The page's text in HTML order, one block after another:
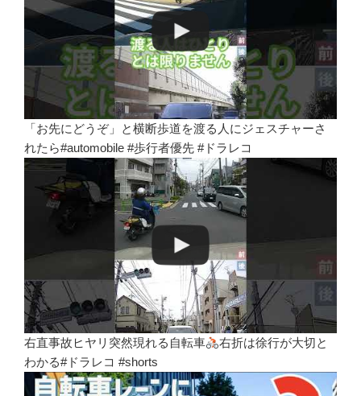
「お先にどうぞ」と横断歩道を渡る人にジェスチャーさ
れたら#automobile #歩行者優先 #ドラレコ
右直事故ヒヤリ突然現れる自転車
右折は徐行が大切と
わかる#ドラレコ #shorts